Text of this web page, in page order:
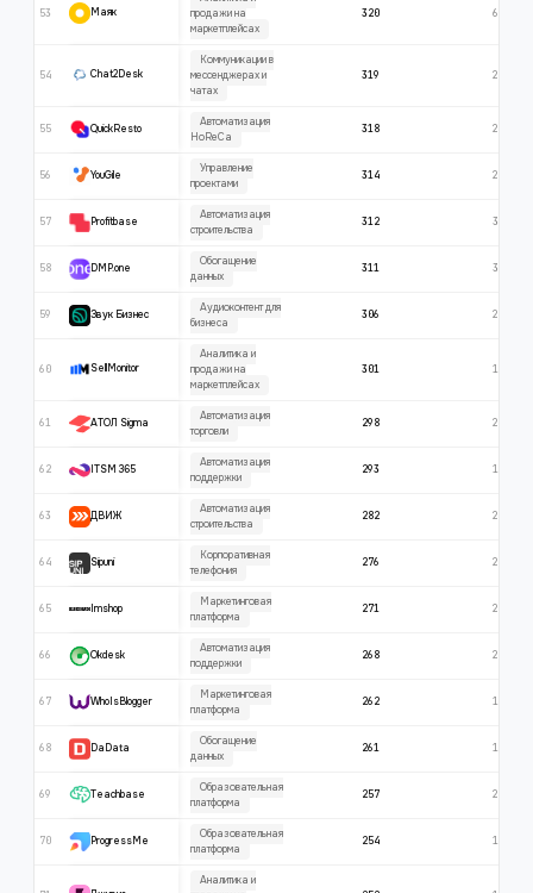
53 Маяк
продажи на
маркетплейсах
320 641
54 Chat2Desk
Коммуникации в
мессенджерах и
чатах
319 263
55 QuickResto
Автоматизация
HoReCa
318 261
56 YouGile
Управление
проектами
314 209
57 Profitbase
Автоматизация
строительства
312 309
58 DMP.one
Обогащение
данных
311 364
59 Звук Бизнес
Аудиоконтент для
бизнеса
306 274
60 SellMonitor
Аналитика и
продажи на
маркетплейсах
301 145
61 АТОЛ Sigma
Автоматизация
торговли
298 279
62 ITSM 365
Автоматизация
поддержки
293 182
63 ДВИЖ
Автоматизация
строительства
282 280
64 Sipuni
Корпоративная
телефония
276 271
65 Imshop
Маркетинговая
платформа
271 271
66 Okdesk
Автоматизация
поддержки
268 231
67 WhoIsBlogger
Маркетинговая
платформа
262 192
68 DaData
Обогащение
данных
261 196
69 Teachbase
Образовательная
платформа
257 237
70 ProgressMe
Образовательная
платформа
254 190
Аналитика и